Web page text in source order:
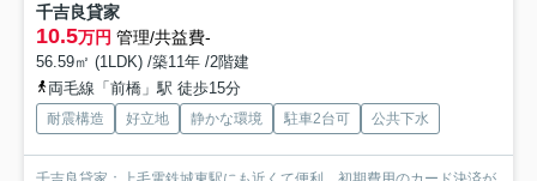
千吉良貸家
10.5万円 管理/共益費-
56.59㎡ (1LDK) /築11年 /2階建
両毛線「前橋」駅 徒歩15分
耐震構造 好立地 静かな環境 駐車2台可 公共下水